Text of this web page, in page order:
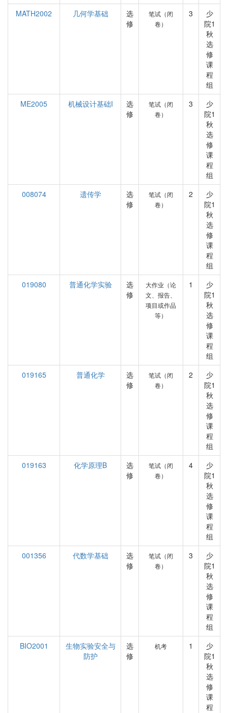
MATH2002
几何学基础
选
修
笔试（闭
卷）
3
少
院1
秋
选
修
课
程
组
ME2005
机械设计基础I
选
修
笔试（闭
卷）
3
少
院1
秋
选
修
课
程
组
008074
遗传学
选
修
笔试（闭
卷）
2
少
院1
秋
选
修
课
程
组
019080
普通化学实验
选
修
大作业（论
文、报告、
项目或作品
等）
1
少
院1
秋
选
修
课
程
组
019165
普通化学
选
修
笔试（闭
卷）
2
少
院1
秋
选
修
课
程
组
019163
化学原理B
选
修
笔试（闭
卷）
4
少
院1
秋
选
修
课
程
组
001356
代数学基础
选
修
笔试（闭
卷）
3
少
院1
秋
选
修
课
程
组
BIO2001
生物实验安全与
防护
选
修
机考 1
少
院1
秋
选
修
课
程